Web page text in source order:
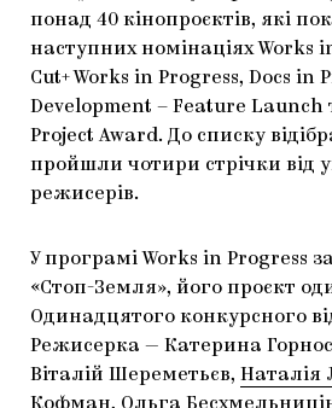
CARPATHIAN CULT ПРО
понад 40 кінопроєктів, які
наступних номінаціях Works
Cut+ Works in Progress, Docs in
Development – Feature Launch
Project Award. До списку
пройшли чотири стрічки від
режисерів.
У програмі Works in Progress
«Стоп-Земля», його проєкт
Одинадцятого конкурсного
Режисерка — Катерина
Віталій Шереметьєв, Наталія